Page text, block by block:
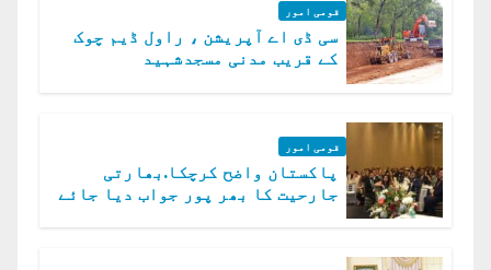
قومی امور
سی ڈی اے آپریشن ، راول ڈیم چوک
کے قریب مدنی مسجدشہید
قومی امور
پاکستان واضح کرچکا.بھارتی
جارحیت کا بھر پور جواب دیا جائے